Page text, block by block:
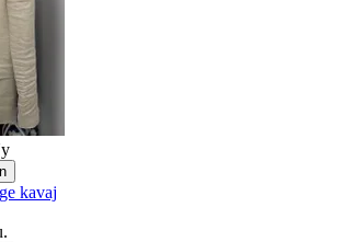
kavaj
.